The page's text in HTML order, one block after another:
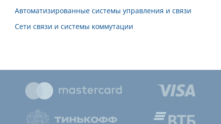
Автоматизированные системы управления и связи
Сети связи и системы коммутации